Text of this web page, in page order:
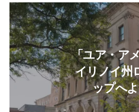
「ユア・ア
イリノイ州
ップへ